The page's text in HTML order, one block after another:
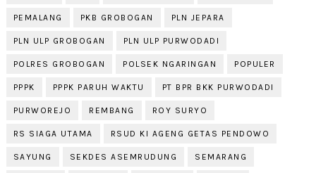
PEMALANG PKB GROBOGAN PLN JEPARA
PLN ULP GROBOGAN PLN ULP PURWODADI
POLRES GROBOGAN POLSEK NGARINGAN POPULER
PPPK PPPK PARUH WAKTU PT BPR BKK PURWODADI
PURWOREJO REMBANG ROY SURYO
RS SIAGA UTAMA RSUD KI AGENG GETAS PENDOWO
SAYUNG SEKDES ASEMRUDUNG SEMARANG